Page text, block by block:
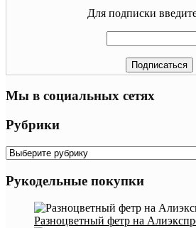
Для подписки
Мы в социальных сетях
Рубрики
Рубрики
Рукодельные покупки
Разноцветный фетр на